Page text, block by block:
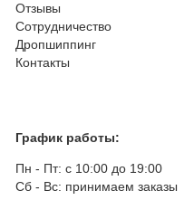
График работы:
Пн - Пт: с 10:00 до 19:00
Сб - Вс: принимаем заказы
Отзывы
Сотрудничество
Дропшиппинг
Контакты